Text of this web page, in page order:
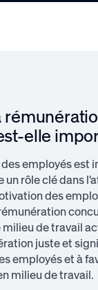
elle
employés est
un rôle clé dans
des
de travail
juste et
employés et à
milieu de travail.